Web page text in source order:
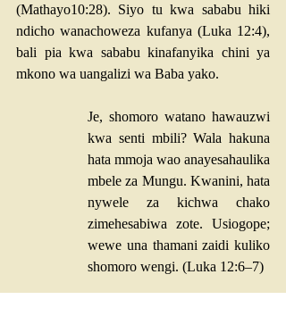
(Mathayo10:28). Siyo tu kwa sababu hiki
ndicho wanachoweza kufanya (Luka 12:4),
bali pia kwa sababu kinafanyika chini ya
mkono wa uangalizi wa Baba yako.
Je, shomoro watano hawauzwi
kwa senti mbili? Wala hakuna
hata mmoja wao anayesahaulika
mbele za Mungu. Kwanini, hata
nywele za kichwa chako
zimehesabiwa zote. Usiogope;
wewe una thamani zaidi kuliko
shomoro wengi. (Luka 12:6–7)